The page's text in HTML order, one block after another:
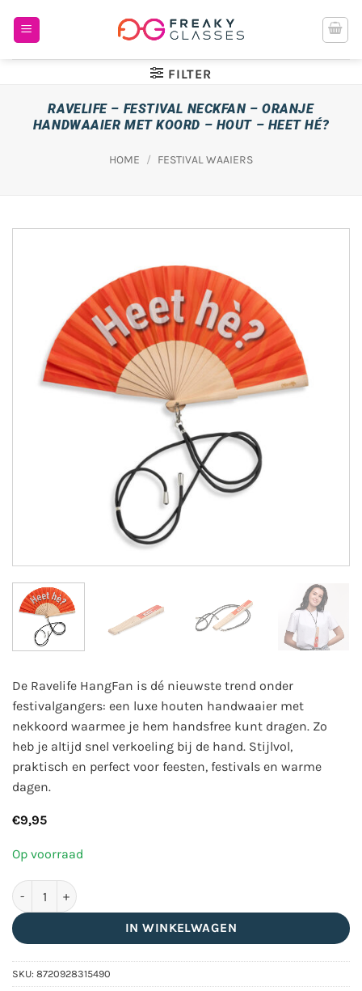
naar
FILTER
RAVELIFE – FESTIVAL NECKFAN – ORANJE
HANDWAAIER MET KOORD – HOUT – HEET HÉ?
HOME / FESTIVAL WAAIERS
De Ravelife HangFan is dé nieuwste trend onder
festivalgangers: een luxe houten handwaaier met
nekkoord waarmee je hem handsfree kunt dragen. Zo
heb je altijd snel verkoeling bij de hand. Stijlvol,
praktisch en perfect voor feesten, festivals en warme
dagen.
€9,95
Op voorraad
Ravelife - Festival Neckfan - Oranje handwaaier met koord -
IN WINKELWAGEN
SKU: 8720928315490